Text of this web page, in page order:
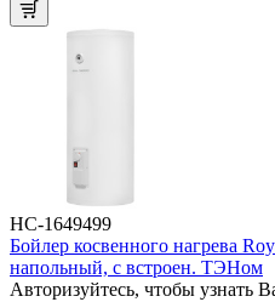
НС-1649499
Бойлер косвенного нагрева
напольный, с встроен. ТЭНом
Авторизуйтесь, чтобы узнать